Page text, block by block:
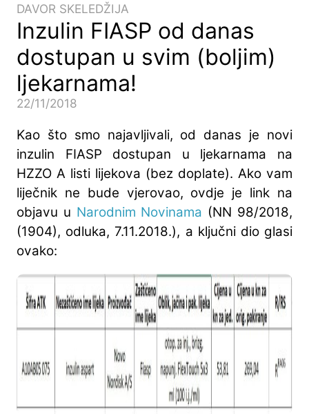
DAVOR SKELEDŽIJA
Inzulin FIASP od danas
dostupan u svim (boljim)
ljekarnama!
22/11/2018
Kao što smo najavljivali, od danas je novi
inzulin FIASP dostupan u ljekarnama na
HZZO A listi lijekova (bez doplate). Ako vam
liječnik ne bude vjerovao, ovdje je link na
objavu u Narodnim Novinama (NN 98/2018,
(1904), odluka, 7.11.2018.), a ključni dio glasi
ovako: